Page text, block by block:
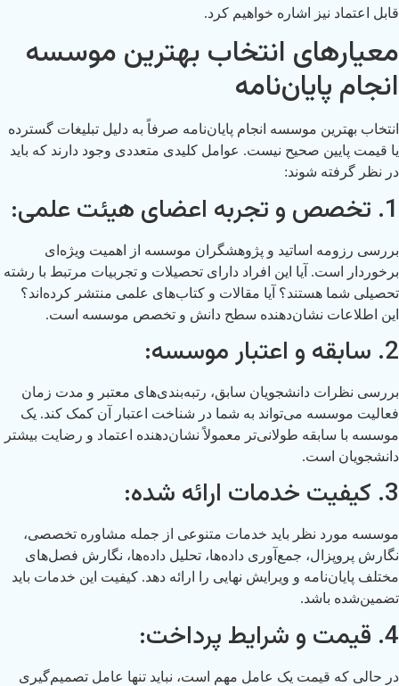
قابل اعتماد نیز اشاره خواهیم کرد.
معیارهای انتخاب بهترین موسسه
انجام پایان‌نامه
انتخاب بهترین موسسه انجام پایان‌نامه صرفاً به دلیل تبلیغات گسترده
یا قیمت پایین صحیح نیست. عوامل کلیدی متعددی وجود دارند که باید
در نظر گرفته شوند:
1. تخصص و تجربه اعضای هیئت علمی:
بررسی رزومه اساتید و پژوهشگران موسسه از اهمیت ویژه‌ای
برخوردار است. آیا این افراد دارای تحصیلات و تجربیات مرتبط با رشته
تحصیلی شما هستند؟ آیا مقالات و کتاب‌های علمی منتشر کرده‌اند؟
این اطلاعات نشان‌دهنده سطح دانش و تخصص موسسه است.
2. سابقه و اعتبار موسسه:
بررسی نظرات دانشجویان سابق، رتبه‌بندی‌های معتبر و مدت زمان
فعالیت موسسه می‌تواند به شما در شناخت اعتبار آن کمک کند. یک
موسسه با سابقه طولانی‌تر معمولاً نشان‌دهنده اعتماد و رضایت بیشتر
دانشجویان است.
3. کیفیت خدمات ارائه شده:
موسسه مورد نظر باید خدمات متنوعی از جمله مشاوره تخصصی،
نگارش پروپزال، جمع‌آوری داده‌ها، تحلیل داده‌ها، نگارش فصل‌های
مختلف پایان‌نامه و ویرایش نهایی را ارائه دهد. کیفیت این خدمات باید
تضمین‌شده باشد.
4. قیمت و شرایط پرداخت:
در حالی که قیمت یک عامل مهم است، نباید تنها عامل تصمیم‌گیری